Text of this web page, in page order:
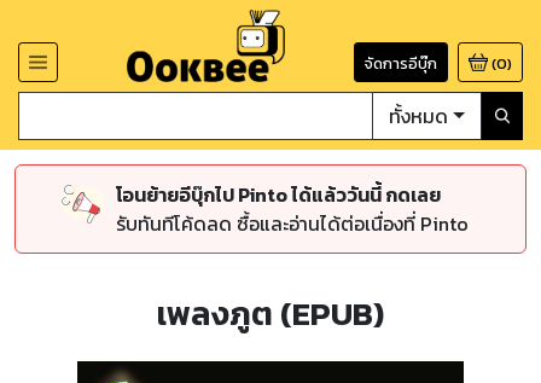
จัดการอีบุ๊ก (0)
ทั้งหมด
โอนย้ายอีบุ๊กไป Pinto ได้แล้ววันนี้ กดเลย
รับทันทีโค้ดลด ซื้อและอ่านได้ต่อเนื่องที่ Pinto
เพลงภูต (EPUB)